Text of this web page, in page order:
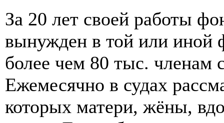
За 20 лет своей работы
вынужден в той или иной
более чем 80 тыс. членам
Ежемесячно в судах
которых матери, жёны,